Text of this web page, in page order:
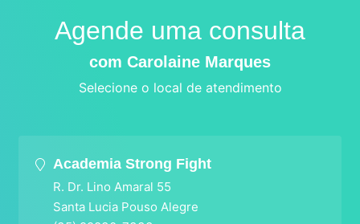
Agende uma consulta
com Carolaine Marques
Selecione o local de atendimento
Academia Strong Fight
R. Dr. Lino Amaral 55
Santa Lucia Pouso Alegre